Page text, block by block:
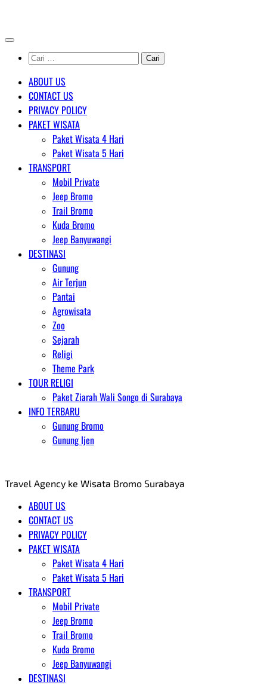
content
Cari
untuk:
ABOUT US
CONTACT US
PRIVACY POLICY
PAKET WISATA
Paket Wisata 4 Hari
Paket Wisata 5 Hari
TRANSPORT
Mobil Private
Jeep Bromo
Trail Bromo
Kuda Bromo
Jeep Banyuwangi
DESTINASI
Gunung
Air Terjun
Pantai
Agrowisata
Zoo
Sejarah
Religi
Theme Park
TOUR RELIGI
Paket Ziarah Wali Songo di Surabaya
INFO TERBARU
Gunung Bromo
Gunung Ijen
Travel Agency ke Wisata Bromo Surabaya
ABOUT US
CONTACT US
PRIVACY POLICY
PAKET WISATA
Paket Wisata 4 Hari
Paket Wisata 5 Hari
TRANSPORT
Mobil Private
Jeep Bromo
Trail Bromo
Kuda Bromo
Jeep Banyuwangi
DESTINASI